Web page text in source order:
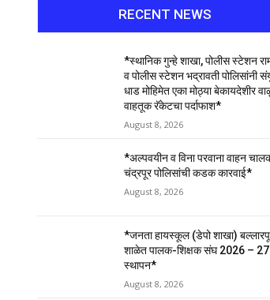
RECENT NEWS
*स्थानिक गुन्हे शाखा, पोलीस स्टेशन
व पोलीस स्टेशन भद्रावती पोलिसांनी
धाड मोहिमेत एका मोठ्या बेकायदेशीर
वाहतूक रॅकेटचा पर्दाफाश*
August 8, 2026
*अल्पवयीन व विना परवाना वाहन
चंद्रपूर पोलिसांची कडक कारवाई*
August 8, 2026
*जनता हायस्कूल (डेपो शाखा)
शाळेत पालक-शिक्षक संघ 2026 – 27
स्थापन*
August 8, 2026